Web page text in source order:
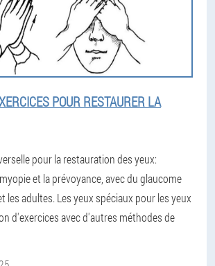
POUR RESTAURER LA
pour la restauration des yeux:
et la prévoyance, avec du glaucome
les adultes. Les yeux spéciaux pour les yeux
d'exercices avec d'autres méthodes de